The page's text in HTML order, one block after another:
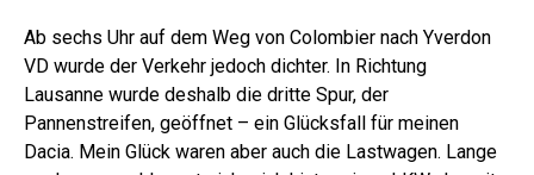
Ab sechs Uhr auf dem Weg von Colombier nach Yverdon
VD wurde der Verkehr jedoch dichter. In Richtung
Lausanne wurde deshalb die dritte Spur, der
Pannenstreifen, geöffnet – ein Glücksfall für meinen
Dacia. Mein Glück waren aber auch die Lastwagen. Lange